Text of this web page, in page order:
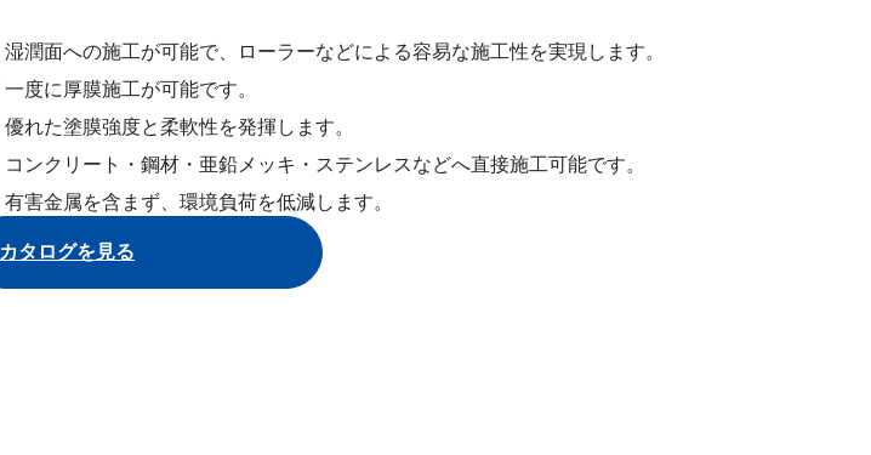
湿潤面への施工が可能で、ローラーなどによる容易な施工性を実現します。
一度に厚膜施工が可能です。
優れた塗膜強度と柔軟性を発揮します。
コンクリート・鋼材・亜鉛メッキ・ステンレスなどへ直接施工可能です。
有害金属を含まず、環境負荷を低減します。
カタログを見る